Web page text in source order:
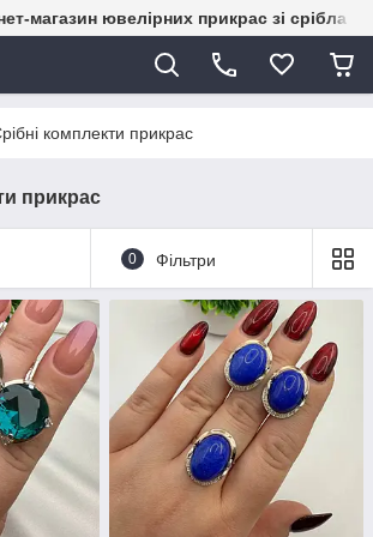
магазин ювелірних прикрас зі срібла
комплекти прикрас
прикрас
0 Фільтри